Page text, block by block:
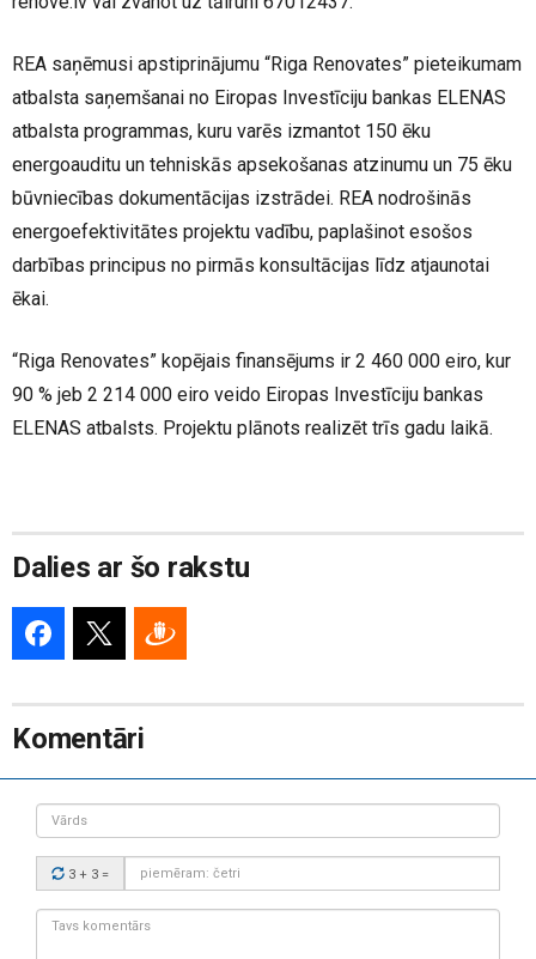
REA saņēmusi apstiprinājumu “Riga Renovates” pieteikumam
atbalsta saņemšanai no Eiropas Investīciju bankas ELENAS
atbalsta programmas, kuru varēs izmantot 150 ēku
energoauditu un tehniskās apsekošanas atzinumu un 75 ēku
būvniecības dokumentācijas izstrādei. REA nodrošinās
energoefektivitātes projektu vadību, paplašinot esošos
darbības principus no pirmās konsultācijas līdz atjaunotai
ēkai.
“Riga Renovates” kopējais finansējums ir 2 460 000 eiro, kur
90 % jeb 2 214 000 eiro veido Eiropas Investīciju bankas
ELENAS atbalsts. Projektu plānots realizēt trīs gadu laikā.
Dalies ar šo rakstu
Komentāri
Vārds
Drošības
kods:
3 + 3 =
Tavs